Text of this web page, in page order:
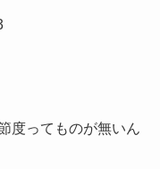
度ってものが無いん